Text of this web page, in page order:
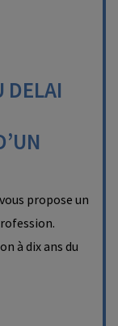
DELAI
propose un
à dix ans du